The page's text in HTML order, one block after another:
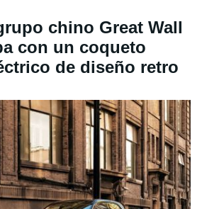
chino Great Wall
con un coqueto
de diseño retro